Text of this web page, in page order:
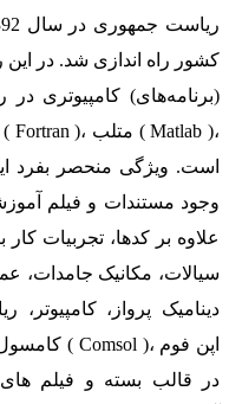
کشور راه اندازی شد. در
(برنامه‌های) کامپیوتری
وجود مستندات و فیلم
علاوه بر کدها، تجربیات
سیالات، مکانیک جامدات،
دینامیک پرواز،